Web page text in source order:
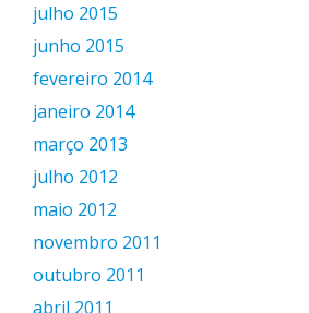
julho 2015
junho 2015
fevereiro 2014
janeiro 2014
março 2013
julho 2012
maio 2012
novembro 2011
outubro 2011
abril 2011